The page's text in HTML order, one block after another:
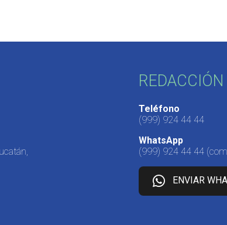
Teléfono
(999) 924 44 44
WhatsApp
(999) 924 44 44
ENVIAR